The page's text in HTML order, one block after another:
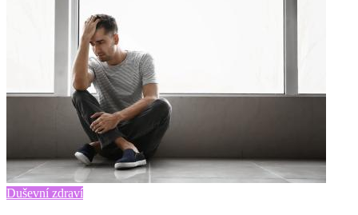
Duševní zdraví